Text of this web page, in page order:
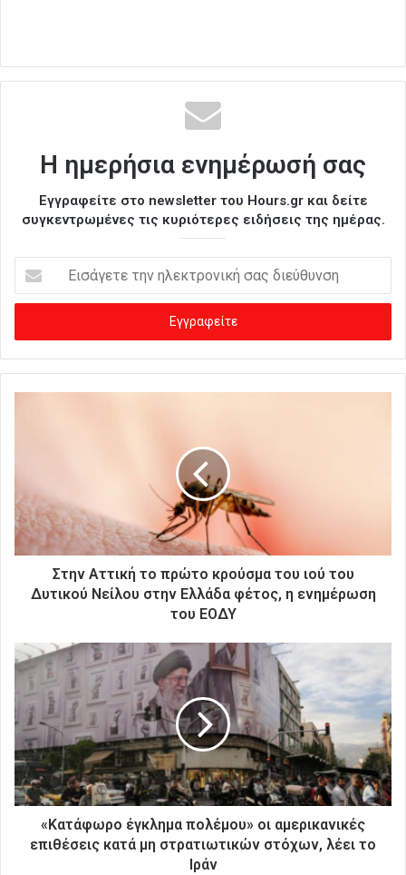
Η ημερήσια ενημέρωσή σας
Εγγραφείτε στο newsletter του Hours.gr και δείτε
συγκεντρωμένες τις κυριότερες ειδήσεις της ημέρας.
σ
γ
ε
ε
κ
τ
κ
ή
ς
ι
ύ
Στην Αττική το πρώτο κρούσμα του ιού του
Δυτικού Νείλου στην Ελλάδα φέτος, η ενημέρωση
του ΕΟΔΥ
«Κατάφωρο έγκλημα πολέμου» οι αμερικανικές
επιθέσεις κατά μη στρατιωτικών στόχων, λέει το
Ιράν